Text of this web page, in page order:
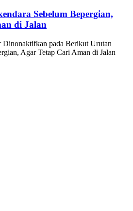
Sebelum Bepergian,
di Jalan
Dinonaktifkan pada Berikut Urutan
Agar Tetap Cari Aman di Jalan